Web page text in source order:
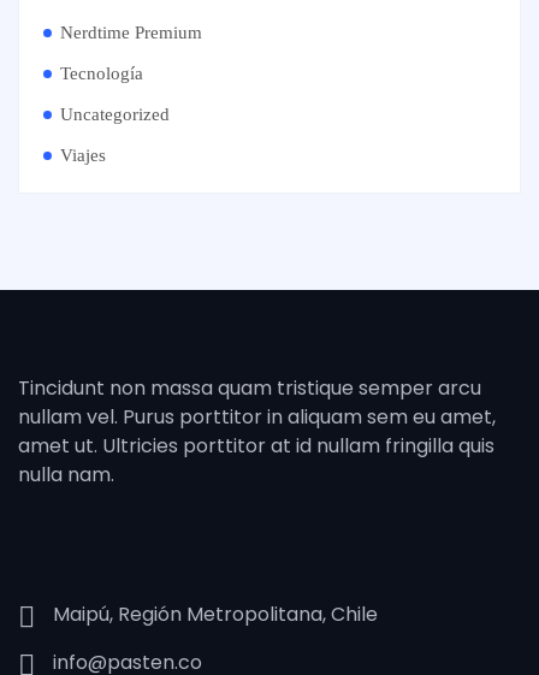
Nerdtime Premium
Tecnología
Uncategorized
Viajes
Tincidunt non massa quam tristique semper arcu
nullam vel. Purus porttitor in aliquam sem eu amet,
amet ut. Ultricies porttitor at id nullam fringilla quis
nulla nam.
Maipú, Región Metropolitana, Chile
info@pasten.co